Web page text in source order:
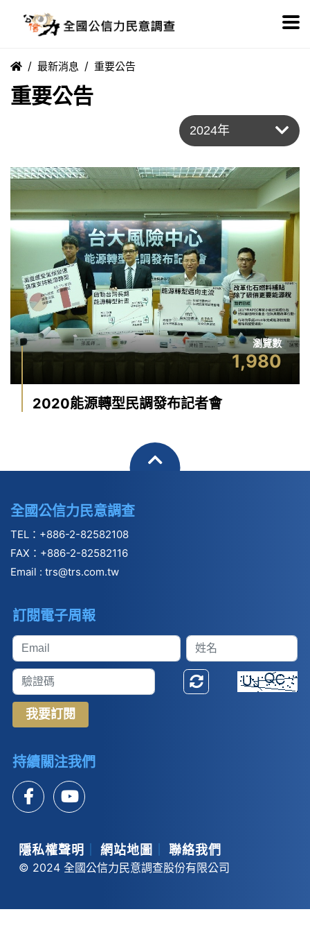
最新消息 重要公告
重要公告
瀏覽數
1,980
2020能源轉型民調發布記者會
全國公信力民意調查
TEL：+886-2-82582108
FAX：+886-2-82582116
Email : trs@trs.com.tw
訂閱電子周報
我要訂閱
持續關注我們
隱私權聲明 網站地圖 聯絡我們
© 2024 全國公信力民意調查股份有限公司